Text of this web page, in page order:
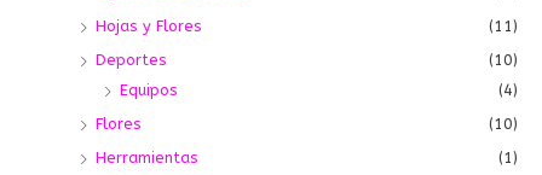
Hojas y Flores
(11)
Deportes
(10)
Equipos
(4)
Flores
(10)
Herramientas
(1)